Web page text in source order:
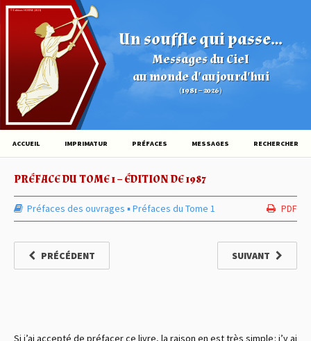
Un souffle qui passe...
Messages du Ciel
au monde d'aujourd'hui
(1981 – 2026)
© Éditions HOVINE (2026)
ACCUEIL IMPRIMATUR PRÉFACES MESSAGES RECHERCHER
PRÉFACE DU TOME 1 – ÉDITION DE 1987
Préfaces des ouvrages ▪︎Préfaces du Tome 1 PDF
PRÉCÉDENT SUIVANT
Si j’ai accepté de préfacer ce livre, la raison en est très simple : j’y ai